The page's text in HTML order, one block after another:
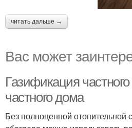
читать дальше →
Вас может
Газификация
частного дома
Без полноценной отопительной